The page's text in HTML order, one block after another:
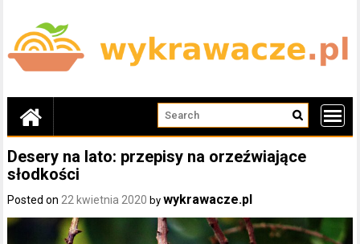
content
Desery na lato: przepisy na orzeźwiające
słodkości
Posted on 22 kwietnia 2020 bywykrawacze.pl